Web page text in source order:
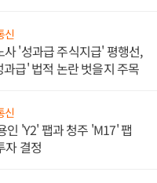
신
사 '성과급 주식지급' 평행선,
급' 법적 논란 벗을지 주목
신
인 'Y2' 팹과 청주 'M17' 팹
자 결정